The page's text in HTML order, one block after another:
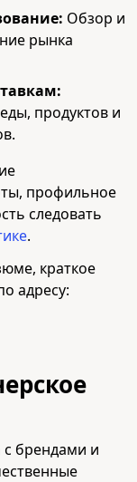
Обзор и
рынка
продуктов и
профильное
следовать
.
краткое
адресу:
с брендами и